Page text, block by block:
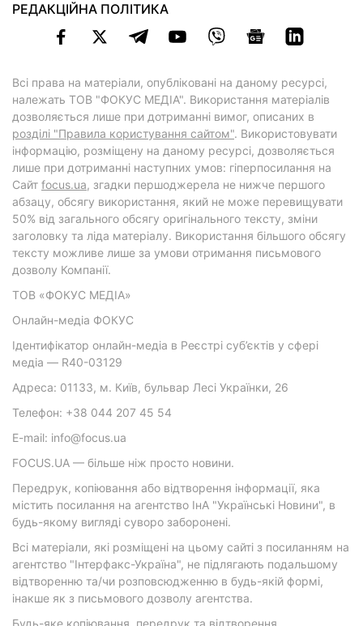
РЕДАКЦІЙНА ПОЛІТИКА
Всі права на матеріали, опубліковані на даному ресурсі,
належать ТОВ "ФОКУС МЕДІА". Використання матеріалів
дозволяється лише при дотриманні вимог, описаних в
розділі "Правила користування сайтом". Використовувати
інформацію, розміщену на даному ресурсі, дозволяється
лише при дотриманні наступних умов: гіперпосилання на
Cайт focus.ua, згадки першоджерела не нижче першого
абзацу, обсягу використання, який не може перевищувати
50% від загального обсягу оригінального тексту, зміни
заголовку та ліда матеріалу. Використання більшого обсягу
тексту можливе лише за умови отримання письмового
дозволу Компанії.
ТОВ «ФОКУС МЕДІА»
Онлайн-медіа ФОКУС
Ідентифікатор онлайн-медіа в Реєстрі суб’єктів у сфері
медіа — R40-03129
Адреса: 01133, м. Київ, бульвар Лесі Українки, 26
Телефон: +38 044 207 45 54
E-mail: info@focus.ua
FOCUS.UA — більше ніж просто новини.
Передрук, копіювання або відтворення інформації, яка
містить посилання на агентство ІнА "Українські Новини", в
будь-якому вигляді суворо заборонені.
Всі матеріали, які розміщені на цьому сайті з посиланням на
агентство "Інтерфакс-Україна", не підлягають подальшому
відтворенню та/чи розповсюдженню в будь-якій формі,
інакше як з письмового дозволу агентства.
Будь-яке копіювання, передрук та відтворення